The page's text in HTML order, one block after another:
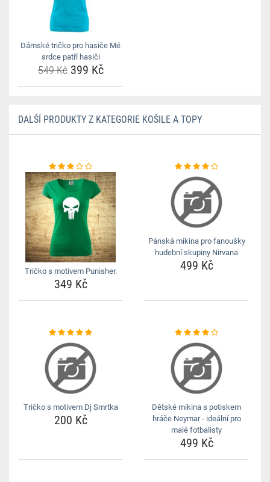
Dámské tričko pro hasiče Mé
srdce patří hasiči
549 Kč399 Kč
DALŠÍ PRODUKTY Z KATEGORIE KOŠILE A TOPY
Tričko s motivem Punisher.
349 Kč
Pánská mikina pro fanoušky
hudební skupiny Nirvana
499 Kč
Tričko s motivem Dj Smrtka
200 Kč
Dětské mikina s potiskem
hráče Neymar - ideální pro
malé fotbalisty
499 Kč